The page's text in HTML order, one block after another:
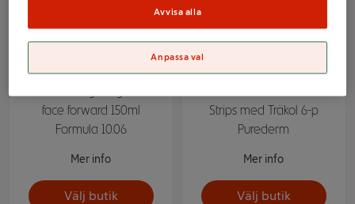
face forward 150ml
Formula 10.06
Mer info
Välj butik
Strips med Träkol 6-p
Purederm
Mer info
Välj butik
Avvisa alla
Anpassa val